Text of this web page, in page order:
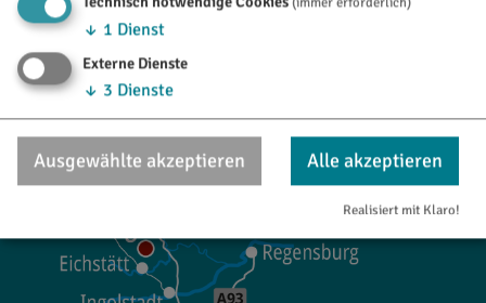
08423/9921-28
tourismus@titting.de
↓ 1 Dienst
Externe Dienste
↓ 3 Dienste
Ausgewählte akzeptieren Alle akzeptieren
Realisiert mit Klaro!